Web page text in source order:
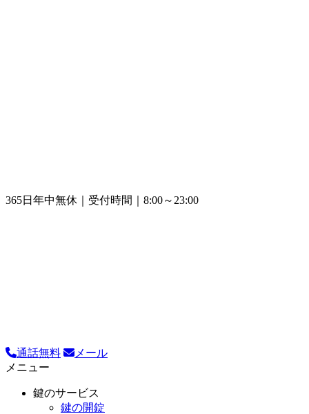
365日年中無休｜受付時間｜8:00～23:00
通話無料
メール
メニュー
鍵のサービス
鍵の開錠